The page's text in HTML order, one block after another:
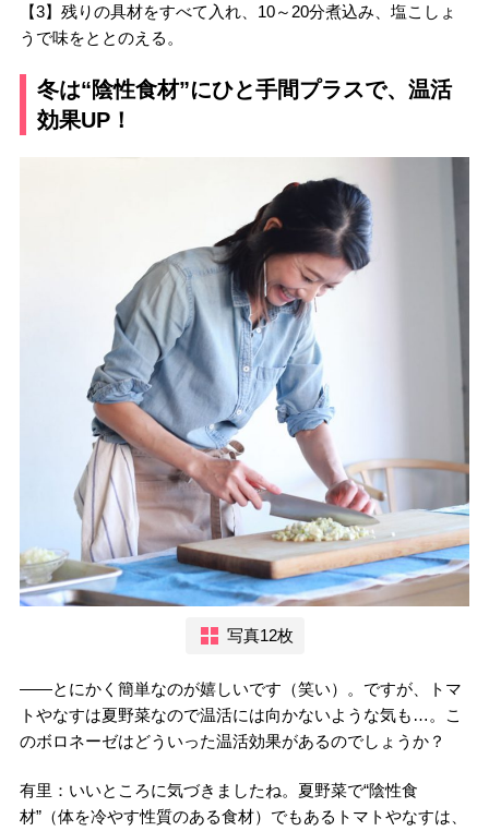
【3】残りの具材をすべて入れ、10～20分煮込み、塩こしょ
うで味をととのえる。
冬は“陰性食材”にひと手間プラスで、温活
効果UP！
写真12枚
――とにかく簡単なのが嬉しいです（笑い）。ですが、トマ
トやなすは夏野菜なので温活には向かないような気も…。こ
のボロネーゼはどういった温活効果があるのでしょうか？
有里：いいところに気づきましたね。夏野菜で“陰性食
材”（体を冷やす性質のある食材）でもあるトマトやなすは、